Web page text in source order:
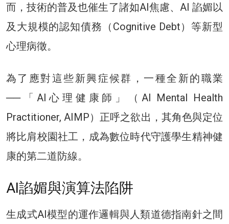
而，技術的普及也催生了諸如AI焦慮、AI 諂媚以
及大規模的認知債務（Cognitive Debt）等新型
心理病徵。
為了應對這些新興症候群，一種全新的職業
──「AI心理健康師」（AI Mental Health
Practitioner, AIMP）正呼之欲出，其角色與定位
將比肩校園社工，成為數位時代守護學生精神健
康的第二道防線。
AI諂媚與演算法陷阱
生成式AI模型的運作邏輯與人類道德指南針之間